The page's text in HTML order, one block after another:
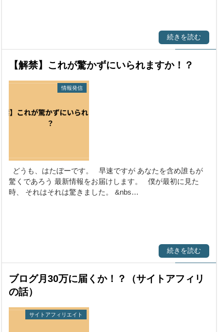
続きを読む
【解禁】これが驚かずにいられますか！？
情報発信
どうも、はたぼーです。 早速ですが あなたを含め誰もが
驚くであろう 最新情報をお届けします。 僕が最初に見た
時、 それはそれは驚きました。 &nbs…
続きを読む
ブログ月30万に届くか！？（サイトアフィリ
の話）
サイトアフィリエイト